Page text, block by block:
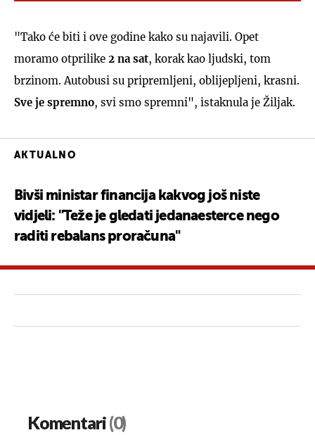
"Tako će biti i ove godine kako su najavili. Opet
moramo otprilike 2 na sat, korak kao ljudski, tom
brzinom. Autobusi su pripremljeni, oblijepljeni, krasni.
Sve je spremno, svi smo spremni", istaknula je Žiljak.
AKTUALNO
Bivši ministar financija kakvog još niste
vidjeli: "Teže je gledati jedanaesterce nego
raditi rebalans proračuna"
Komentari(0)